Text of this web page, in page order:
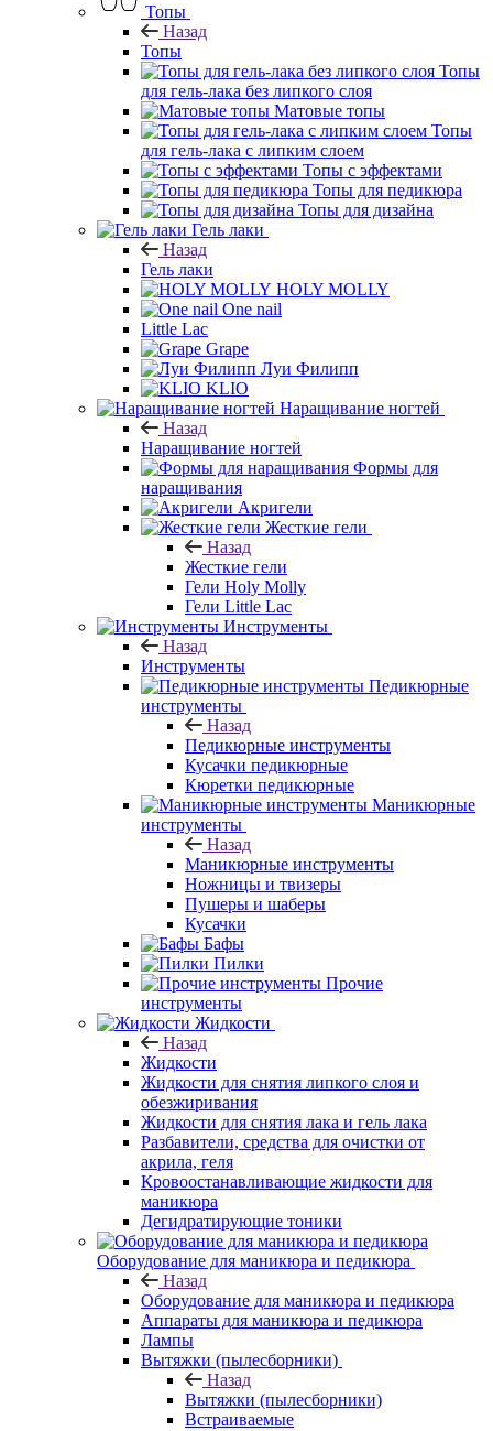
Топы
Назад
Топы
Топы
для гель-лака без липкого слоя
Матовые топы
Топы
для гель-лака с липким слоем
Топы с эффектами
Топы для педикюра
Топы для дизайна
Гель лаки
Назад
Гель лаки
HOLY MOLLY
One nail
Little Lac
Grape
Луи Филипп
KLIO
Наращивание ногтей
Назад
Наращивание ногтей
Формы для
наращивания
Акригели
Жесткие гели
Назад
Жесткие гели
Гели Holy Molly
Гели Little Lac
Инструменты
Назад
Инструменты
Педикюрные
инструменты
Назад
Педикюрные инструменты
Кусачки педикюрные
Кюретки педикюрные
Маникюрные
инструменты
Назад
Маникюрные инструменты
Ножницы и твизеры
Пушеры и шаберы
Кусачки
Бафы
Пилки
Прочие
инструменты
Жидкости
Назад
Жидкости
Жидкости для снятия липкого слоя и
обезжиривания
Жидкости для снятия лака и гель лака
Разбавители, средства для очистки от
акрила, геля
Кровоостанавливающие жидкости для
маникюра
Дегидратирующие тоники
Оборудование для маникюра и педикюра
Назад
Оборудование для маникюра и педикюра
Аппараты для маникюра и педикюра
Лампы
Вытяжки (пылесборники)
Назад
Вытяжки (пылесборники)
Встраиваемые